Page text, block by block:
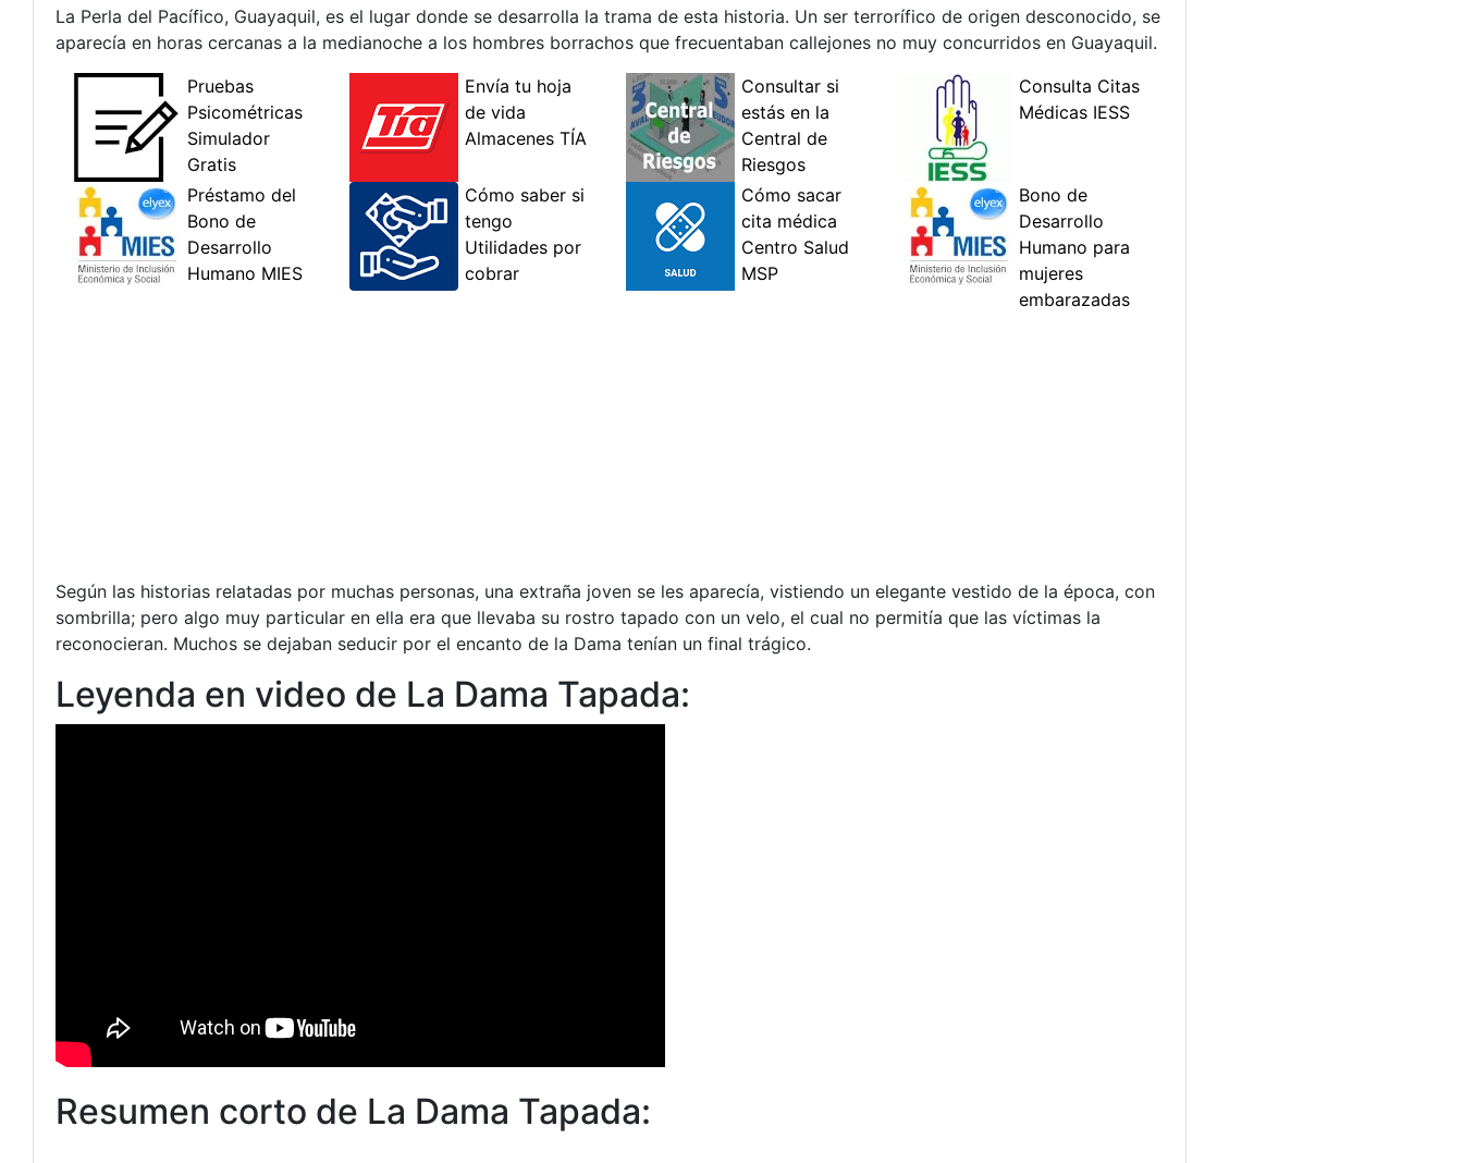
La Perla del Pacífico, Guayaquil, es el lugar donde se desarrolla la trama de esta historia. Un ser terrorífico de origen desconocido, se
aparecía en horas cercanas a la medianoche a los hombres borrachos que frecuentaban callejones no muy concurridos en Guayaquil.
Según las historias relatadas por muchas personas, una extraña joven se les aparecía, vistiendo un elegante vestido de la época, con
sombrilla; pero algo muy particular en ella era que llevaba su rostro tapado con un velo, el cual no permitía que las víctimas la
reconocieran. Muchos se dejaban seducir por el encanto de la Dama tenían un final trágico.
Leyenda en video de La Dama Tapada:
Resumen corto de La Dama Tapada: